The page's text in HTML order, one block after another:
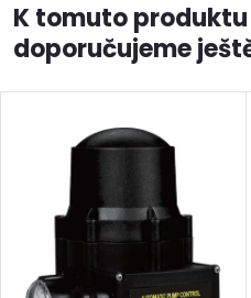
K tomuto produktu
doporučujeme